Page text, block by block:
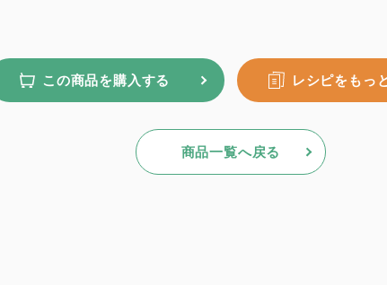
この商品を購入する レシピをもっ
商品一覧へ戻る